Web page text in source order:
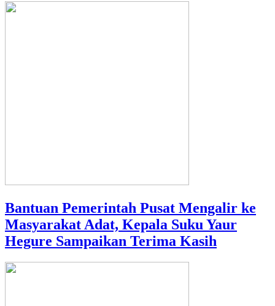
Bantuan Pemerintah Pusat Mengalir ke
Masyarakat Adat, Kepala Suku Yaur
Hegure Sampaikan Terima Kasih